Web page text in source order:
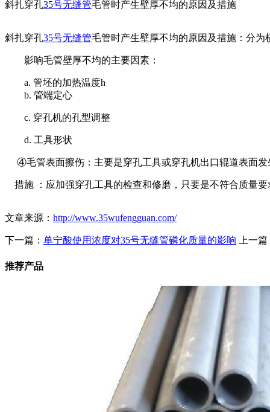
斜扎穿孔35号无缝管毛管时产生壁厚不均的原因及措施
斜扎穿孔35号无缝管毛管时产生壁厚不均的原因及措施：分为
影响毛管壁厚不均的主要因素：
a. 管坯的加热温度h
b. 管端定心
c. 穿孔机的孔型调整
d. 工具形状
④毛管表面擦伤：主要是穿孔工具或穿孔机出口辊道表面发
措施 ：应加强穿孔工具的检查和修磨，只要是不符合质量
文章来源： http://www.35wufengguan.com/
下一篇： 单宁酸使用浓度对35号无缝管磷化质量的影响 上一
推荐产品